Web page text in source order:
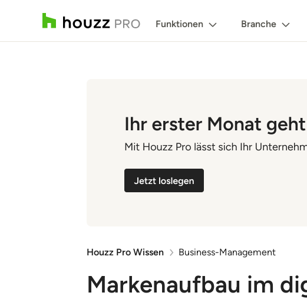
Funktionen Branche
Houzz Pro Wissen Business-Management
Markenaufbau im